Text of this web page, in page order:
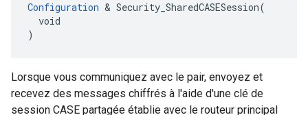
Configuration & Security_SharedCASESession(
  void
)
Lorsque vous communiquez avec le pair, envoyez et
recevez des messages chiffrés à l'aide d'une clé de
session CASE partagée établie avec le routeur principal